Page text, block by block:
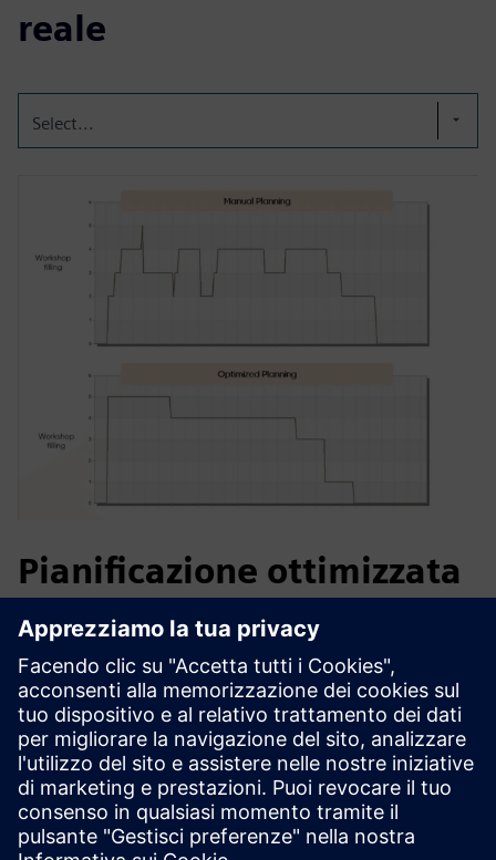
reale
Select...
Pianificazione ottimizzata
per una produzione stabile
Un'officina di un cantiere navale con spazio limitato e
attività varie mostra irregolarità di carico quando si utilizza
la pianificazione manuale. In termini di ottimizzazione,
l'officina migliora i tempi e l'ubicazione dei prodotti,
stabilizza i flussi di lavoro, migliora l'uso delle risorse e
aumenta la puntualità delle consegne del 200%, spostando
i colli di bottiglia alle fasi iniziali.